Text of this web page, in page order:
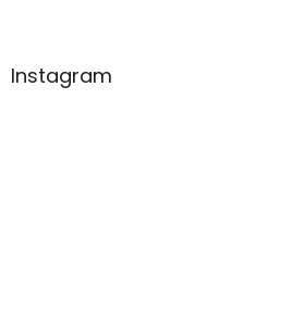
Instagram